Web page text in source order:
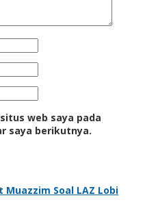
web saya pada
saya berikutnya.
Soal LAZ Lobi